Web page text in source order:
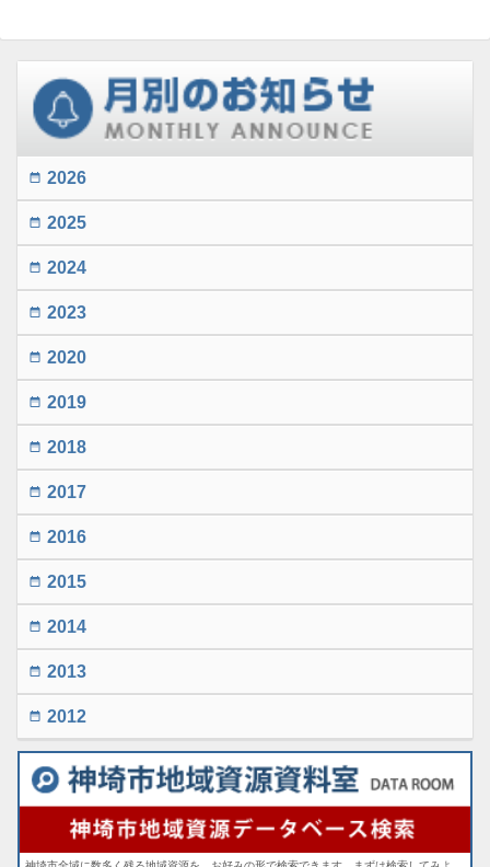
date_range 2026
date_range 2025
date_range 2024
date_range 2023
date_range 2020
date_range 2019
date_range 2018
date_range 2017
date_range 2016
date_range 2015
date_range 2014
date_range 2013
date_range 2012